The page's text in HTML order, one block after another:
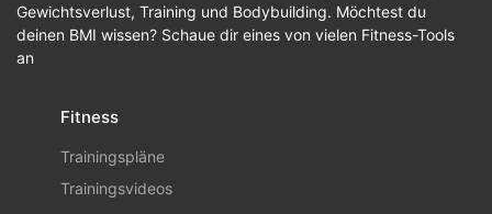
Gewichtsverlust, Training und Bodybuilding. Möchtest du
deinen BMI wissen? Schaue dir eines von vielen Fitness-Tools
an
Fitness
Trainingspläne
Trainingsvideos